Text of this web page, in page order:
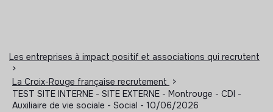
Les entreprises à impact positif et associations qui recrutent
>
La Croix-Rouge française recrutement
>
TEST SITE INTERNE - SITE EXTERNE - Montrouge - CDI -
Auxiliaire de vie sociale - Social - 10/06/2026